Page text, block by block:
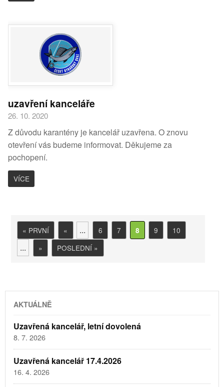
uzavření kanceláře
26. 10. 2020
Z důvodu karantény je kancelář uzavřena. O znovu
otevření vás budeme informovat. Děkujeme za
pochopení.
VÍCE
« PRVNÍ « ... 6 7 8 9 10
... » POSLEDNÍ »
AKTUÁLNĚ
Uzavřená kancelář, letní dovolená
8. 7. 2026
Uzavřená kancelář 17.4.2026
16. 4. 2026